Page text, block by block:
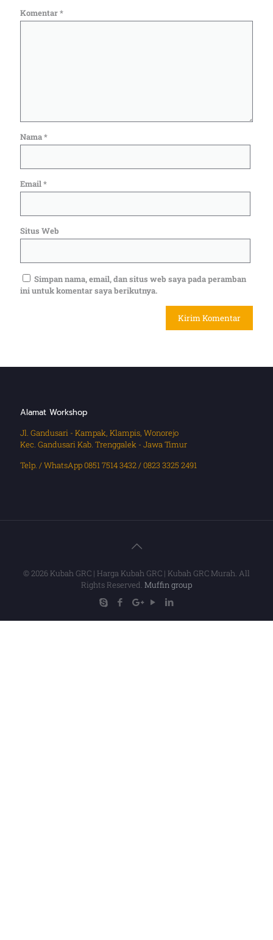
Komentar*
Nama*
Email*
Situs Web
Simpan nama, email, dan situs web saya pada peramban
ini untuk komentar saya berikutnya.
Alamat Workshop
Jl. Gandusari - Kampak, Klampis, Wonorejo
Kec. Gandusari Kab. Trenggalek - Jawa Timur
Telp. / WhatsApp 0851 7514 3432 / 0823 3325 2491
© 2026 Kubah GRC | Harga Kubah GRC | Kubah GRC Murah. All
Rights Reserved. Muffin group